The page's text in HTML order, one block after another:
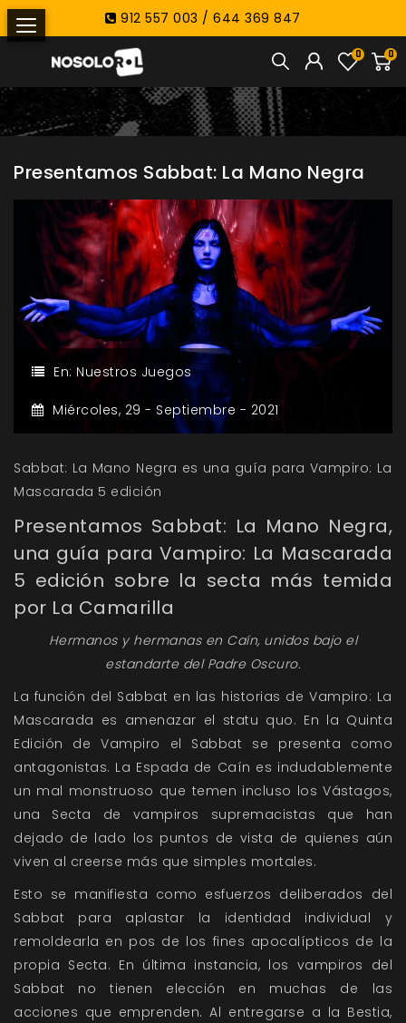
912 557 003 / 644 369 847
0
0
Presentamos Sabbat: La Mano Negra
En: Nuestros Juegos
Miércoles, 29 - Septiembre - 2021
Sabbat: La Mano Negra es una guía para Vampiro: La
Mascarada 5 edición
Presentamos Sabbat: La Mano Negra,
una guía para Vampiro: La Mascarada
5 edición sobre la secta más temida
por La Camarilla
Hermanos y hermanas en Caín, unidos bajo el
estandarte del Padre Oscuro.
La función del Sabbat en las historias de Vampiro: La
Mascarada es amenazar el statu quo. En la Quinta
Edición de Vampiro el Sabbat se presenta como
antagonistas. La Espada de Caín es indudablemente
un mal monstruoso que temen incluso los Vástagos,
una Secta de vampiros supremacistas que han
dejado de lado los puntos de vista de quienes aún
viven al creerse más que simples mortales.
Esto se manifiesta como esfuerzos deliberados del
Sabbat para aplastar la identidad individual y
remoldearla en pos de los fines apocalípticos de la
propia Secta. En última instancia, los vampiros del
Sabbat no tienen elección en muchas de las
acciones que emprenden. Al entregarse a la Bestia,